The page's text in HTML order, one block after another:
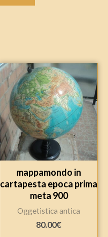
mappamondo in
cartapesta epoca prima
meta 900
Oggetistica antica
80.00€